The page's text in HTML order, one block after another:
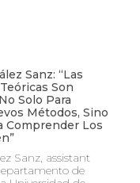
Sanz: “Las
Son
Solo Para
Métodos, Sino
Comprender Los
Sanz, assistant
de